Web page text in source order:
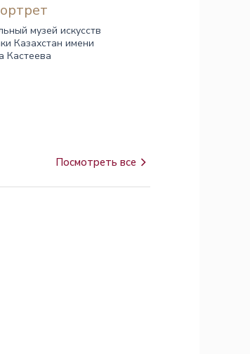
музей искусств
Казахстан имени
Кастеева
Посмотреть все